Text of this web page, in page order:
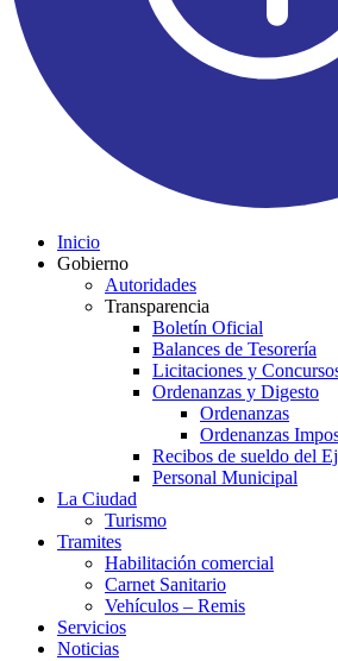
Inicio
Gobierno
Autoridades
Transparencia
Boletín Oficial
Balances de Tesorería
Licitaciones y
Ordenanzas y Digesto
Ordenanzas
Ordenanzas
Recibos de sueldo del
Personal Municipal
La Ciudad
Turismo
Tramites
Habilitación comercial
Carnet Sanitario
Vehículos – Remis
Servicios
Noticias